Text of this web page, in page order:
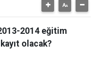
2014 eğitim
olacak?